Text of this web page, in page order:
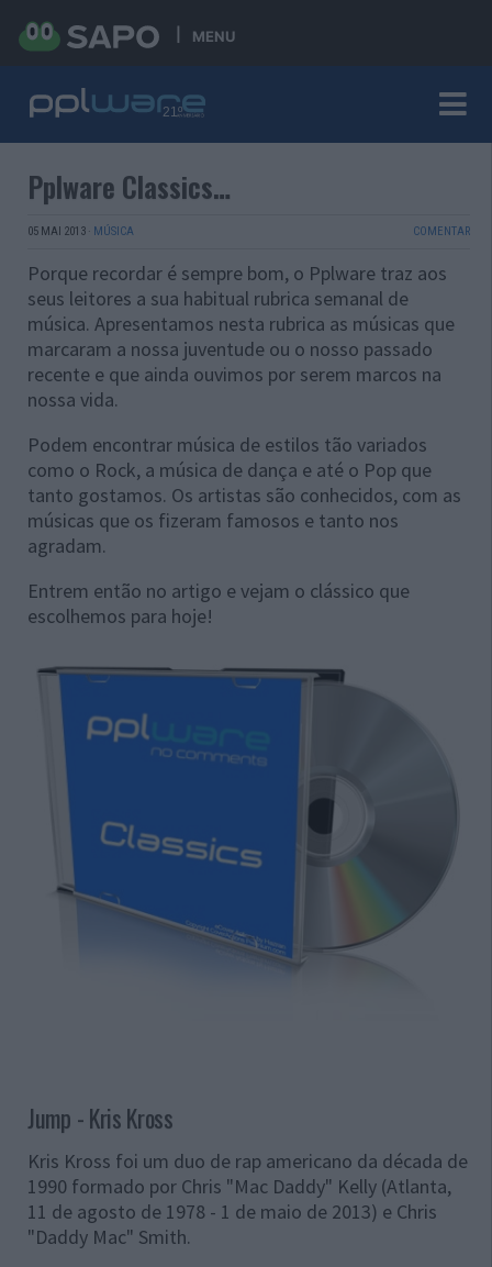
MENU
Pplware Classics…
05 MAI 2013 · MÚSICA COMENTAR
Porque recordar é sempre bom, o Pplware traz aos
seus leitores a sua habitual rubrica semanal de
música. Apresentamos nesta rubrica as músicas que
marcaram a nossa juventude ou o nosso passado
recente e que ainda ouvimos por serem marcos na
nossa vida.
Podem encontrar música de estilos tão variados
como o Rock, a música de dança e até o Pop que
tanto gostamos. Os artistas são conhecidos, com as
músicas que os fizeram famosos e tanto nos
agradam.
Entrem então no artigo e vejam o clássico que
escolhemos para hoje!
Jump - Kris Kross
Kris Kross foi um duo de rap americano da década de
1990 formado por Chris "Mac Daddy" Kelly (Atlanta,
11 de agosto de 1978 - 1 de maio de 2013) e Chris
"Daddy Mac" Smith.